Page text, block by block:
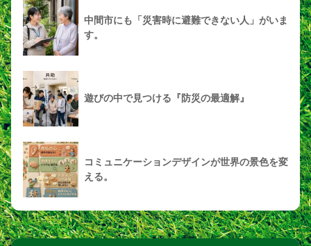
中間市にも「災害時に避難できない人」がいま
す。
遊びの中で見つける『防災の最適解』
コミュニケーションデザインが世界の景色を変
える。